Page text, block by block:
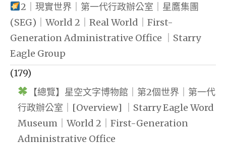
2｜現實世界｜第一代行政辦公室｜星鷹集團
(SEG)｜World 2｜Real World｜First-
Generation Administrative Office ｜Starry
Eagle Group
(179)
【總覽】星空文字博物館｜第2個世界｜第一代
行政辦公室｜[Overview] ｜Starry Eagle Word
Museum｜World 2｜First-Generation
Administrative Office